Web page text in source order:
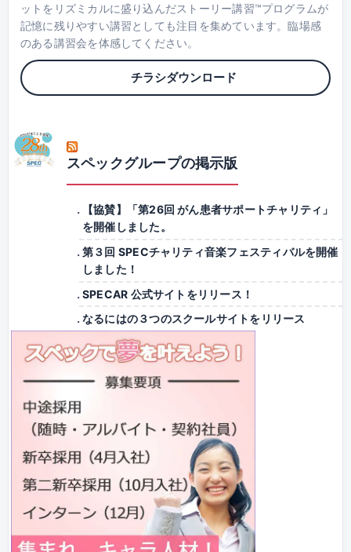
ットをリズミカルに盛り込んだストーリー講習™プログラムが
記憶に残りやすい講習としても注目を集めています。臨場感
のある講習会を体感してください。
チラシダウンロード
スペックグループの掲示版
【協賛】「第26回 がん患者サポートチャリティ」
を開催しました。
第３回 SPECチャリティ音楽フェスティバルを開催
しました！
SPECAR 公式サイトをリリース！
なるにはの３つのスクールサイトをリリース